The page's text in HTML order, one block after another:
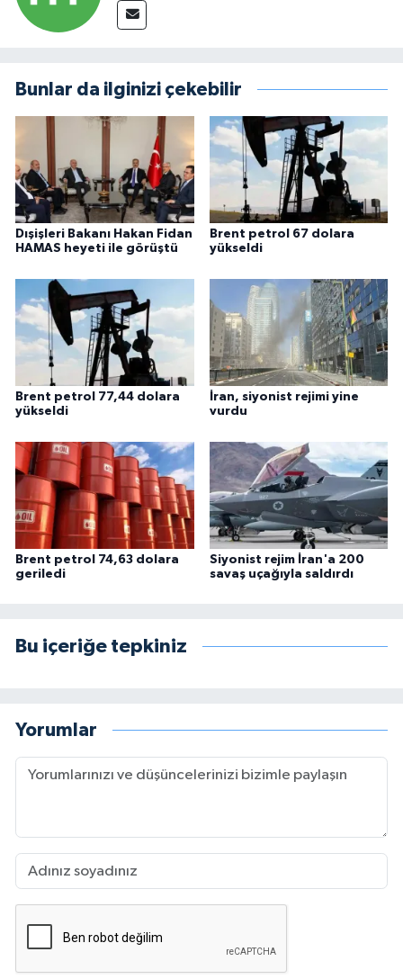
Bunlar da ilginizi çekebilir
Dışişleri Bakanı Hakan Fidan
HAMAS heyeti ile görüştü
Brent petrol 67 dolara
yükseldi
Brent petrol 77,44 dolara
yükseldi
İran, siyonist rejimi yine
vurdu
Brent petrol 74,63 dolara
geriledi
Siyonist rejim İran'a 200
savaş uçağıyla saldırdı
Bu içeriğe tepkiniz
Yorumlar